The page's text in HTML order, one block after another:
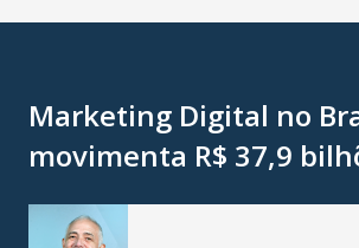
Marketing Digital no
movimenta R$ 37,9